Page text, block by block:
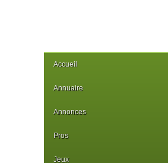
Accueil
Annuaire
Annonces
Pros
Jeux